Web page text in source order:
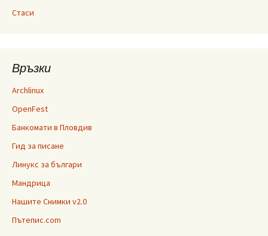
Стаси
Връзки
Archlinux
OpenFest
Банкомати в Пловдив
Гид за писане
Линукс за българи
Мандрица
Нашите Снимки v2.0
Пътепис.com